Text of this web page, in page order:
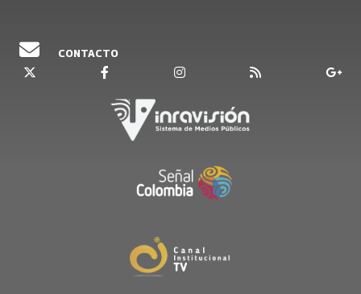
CONTACTO